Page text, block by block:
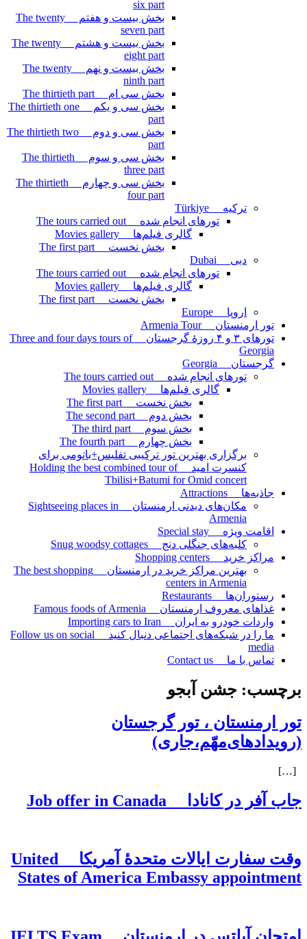
six part
بخش بیست و هفتم The twenty
seven part
بخش بیست و هشتم The twenty
eight part
بخش بیست و نهم The twenty
ninth part
بخش سی ام The thirtieth part
بخش سی و یکم The thirtieth one
part
بخش سی و دوم The thirtieth two
part
بخش سی و سوم The thirtieth
three part
بخش سی و چهارم The thirtieth
four part
ترکیه Türkiye
تورهای انجام شده The tours carried out
گالری فیلم‌ها Movies gallery
بخش نخست The first part
دبی Dubai
تورهای انجام شده The tours carried out
گالری فیلم‌ها Movies gallery
بخش نخست The first part
اروپا Europe
تور ارمنستان Armenia Tour
تورهای ۳ و ۴ روزۀ گرجستان Three and four days tours of
Georgia
گرجستان Georgia
تورهای انجام شده The tours carried out
گالری فیلم‌ها Movies gallery
بخش نخست The first part
بخش دوم The second part
بخش سوم The third part
بخش چهارم The fourth part
برگزاری بهترین تور ترکیبی تفلیس+باتومی برای
کنسرت امید Holding the best combined tour of
Tbilisi+Batumi for Omid concert
جاذبه‌ها Attractions
مکان‌های دیدنی ارمنستان Sightseeing places in
Armenia
اقامت ویژه Special stay
کلبه‌های جنگلی دنج Snug woodsy cottages
مراکز خرید Shopping centers
بهترین مراکز خرید در ارمنستان The best shopping
centers in Armenia
رستوران‌ها Restaurants
غذاهای معروف ارمنستان Famous foods of Armenia
واردات خودرو به ایران Importing cars to Iran
ما را در شبکه‌های اجتماعی دنبال کنید Follow us on social
media
تماس با ما Contact us
برچسب: جشن آبجو
تور ارمنستان ، تور گرجستان
(رویدادهای‌مهّم،جاری)
[…]
جاب آفر در کانادا Job offer in Canada
وقت سفارت ایالات متحدۀ آمریکا United
States of America Embassy appointment